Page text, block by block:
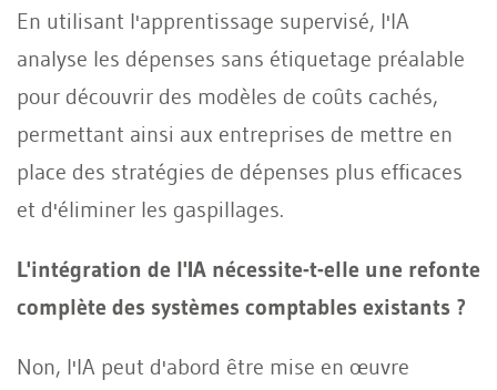
En utilisant l'apprentissage supervisé, l'IA
analyse les dépenses sans étiquetage préalable
pour découvrir des modèles de coûts cachés,
permettant ainsi aux entreprises de mettre en
place des stratégies de dépenses plus efficaces
et d'éliminer les gaspillages.
L'intégration de l'IA nécessite-t-elle une refonte
complète des systèmes comptables existants ?
Non, l'IA peut d'abord être mise en œuvre